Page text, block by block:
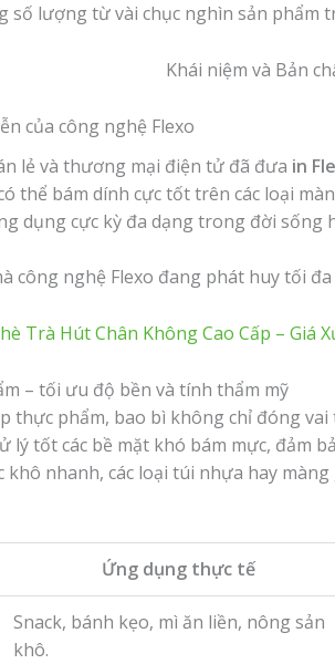
số lượng từ vài chục nghìn sản phẩm
của công nghệ Flexo
lẻ và thương mại điện tử đã đưa in
thể bám dính cực tốt trên các loại
dụng cực kỳ đa dạng trong đời sống
công nghệ Flexo đang phát huy tối
Trà Hút Chân Không Cao Cấp – Giá
– tối ưu độ bền và tính thẩm mỹ
thực phẩm, bao bì không chỉ đóng
lý tốt các bề mặt khó bám mực, đảm
khô nhanh, các loại túi nhựa hay
Ứng dụng thực tế
Snack, bánh kẹo, mì ăn liền, nông sản
khô.